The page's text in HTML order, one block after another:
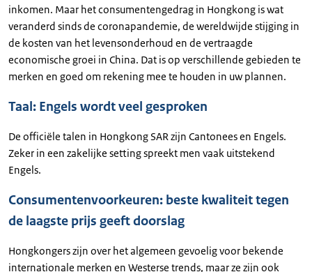
inkomen. Maar het consumentengedrag in Hongkong is wat
veranderd sinds de coronapandemie, de wereldwijde stijging in
de kosten van het levensonderhoud en de vertraagde
economische groei in China. Dat is op verschillende gebieden te
merken en goed om rekening mee te houden in uw plannen.
Taal: Engels wordt veel gesproken
De officiële talen in Hongkong SAR zijn Cantonees en Engels.
Zeker in een zakelijke setting spreekt men vaak uitstekend
Engels.
Consumentenvoorkeuren: beste kwaliteit tegen
de laagste prijs geeft doorslag
Hongkongers zijn over het algemeen gevoelig voor bekende
internationale merken en Westerse trends, maar ze zijn ook